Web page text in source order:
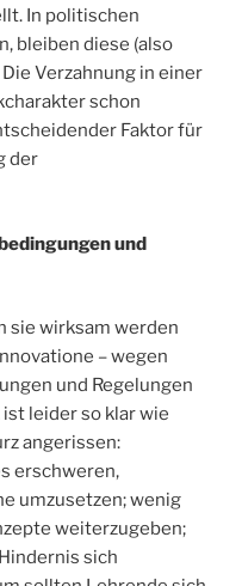
In politischen
bleiben diese (also
Verzahnung in einer
schon
Faktor für
der
und
sie wirksam werden
– wegen
und Regelungen
leider so klar wie
angerissen:
erschweren,
umzusetzen; wenig
weiterzugeben;
sich